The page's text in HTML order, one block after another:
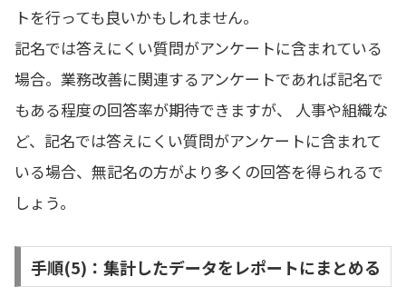
トを行っても良いかもしれません。
記名では答えにくい質問がアンケートに含まれている
場合。業務改善に関連するアンケートであれば記名で
もある程度の回答率が期待できますが、 人事や組織な
ど、記名では答えにくい質問がアンケートに含まれて
いる場合、無記名の方がより多くの回答を得られるで
しょう。
手順(5)：集計したデータをレポートにまとめる